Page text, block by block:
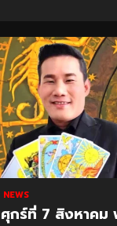
กร์ที่ 7 สิงหาคม